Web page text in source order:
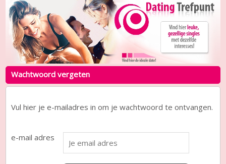
Wachtwoord vergeten
Vul hier je e-mailadres in om je wachtwoord te ontvangen.
e-mail adres